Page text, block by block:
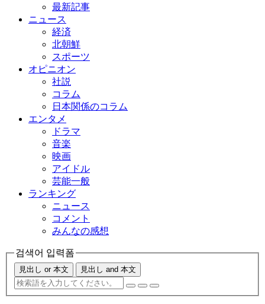
最新記事
ニュース
経済
北朝鮮
スポーツ
オピニオン
社説
コラム
日本関係のコラム
エンタメ
ドラマ
音楽
映画
アイドル
芸能一般
ランキング
ニュース
コメント
みんなの感想
검색어 입력폼
見出し or 本文 見出し and 本文